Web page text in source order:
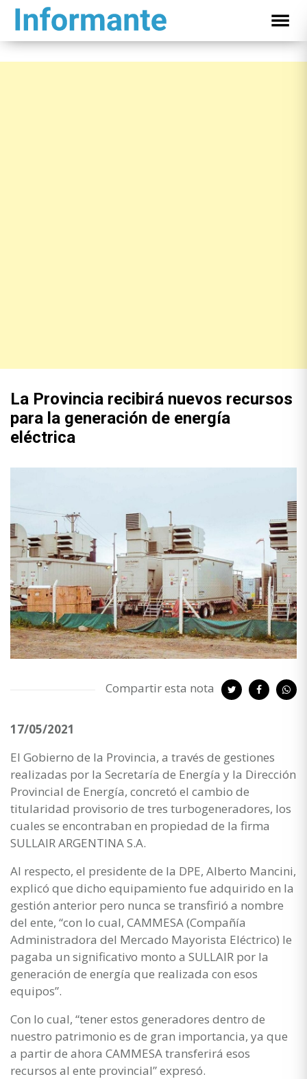
La Provincia recibirá nuevos recursos
para la generación de energía
eléctrica
Compartir esta nota
17/05/2021
El Gobierno de la Provincia, a través de gestiones
realizadas por la Secretaría de Energía y la Dirección
Provincial de Energía, concretó el cambio de
titularidad provisorio de tres turbogeneradores, los
cuales se encontraban en propiedad de la firma
SULLAIR ARGENTINA S.A.
Al respecto, el presidente de la DPE, Alberto Mancini,
explicó que dicho equipamiento fue adquirido en la
gestión anterior pero nunca se transfirió a nombre
del ente, “con lo cual, CAMMESA (Compañía
Administradora del Mercado Mayorista Eléctrico) le
pagaba un significativo monto a SULLAIR por la
generación de energía que realizada con esos
equipos”.
Con lo cual, “tener estos generadores dentro de
nuestro patrimonio es de gran importancia, ya que
a partir de ahora CAMMESA transferirá esos
recursos al ente provincial” expresó.